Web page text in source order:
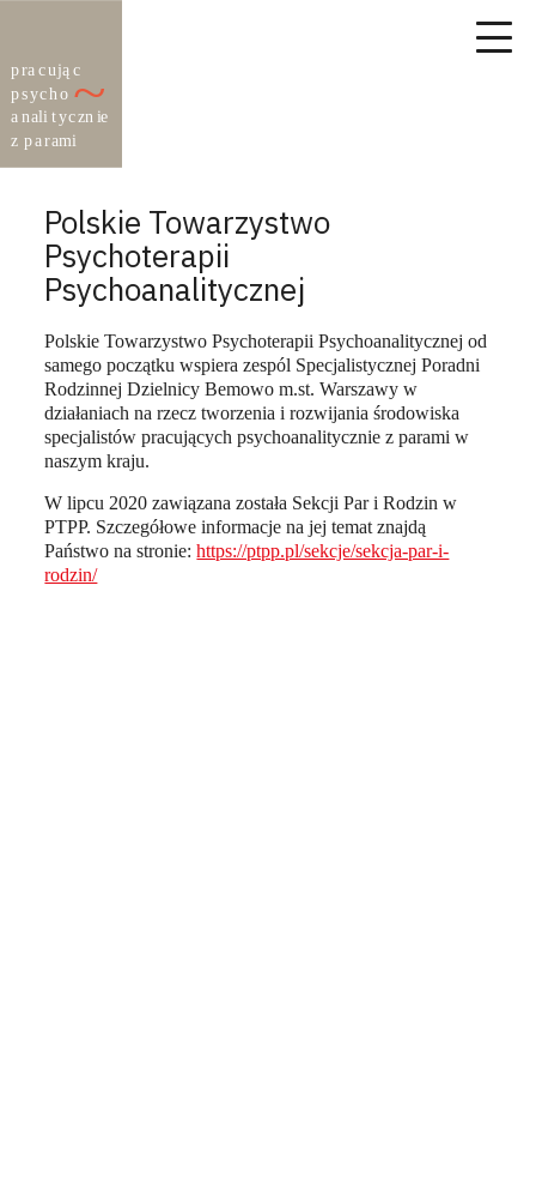
Polskie Towarzystwo
Psychoterapii
Psychoanalitycznej
Polskie Towarzystwo Psychoterapii Psychoanalitycznej od
samego początku wspiera zespól Specjalistycznej Poradni
Rodzinnej Dzielnicy Bemowo m.st. Warszawy w
działaniach na rzecz tworzenia i rozwijania środowiska
specjalistów pracujących psychoanalitycznie z parami w
naszym kraju.
W lipcu 2020 zawiązana została Sekcji Par i Rodzin w
PTPP. Szczegółowe informacje na jej temat znajdą
Państwo na stronie:https://ptpp.pl/sekcje/sekcja-par-i-
rodzin/